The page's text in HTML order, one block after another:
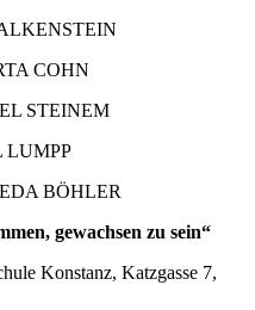
COHN
STEINEM
LUMPP
BÖHLER
gewachsen zu sein“
Konstanz, Katzgasse 7,